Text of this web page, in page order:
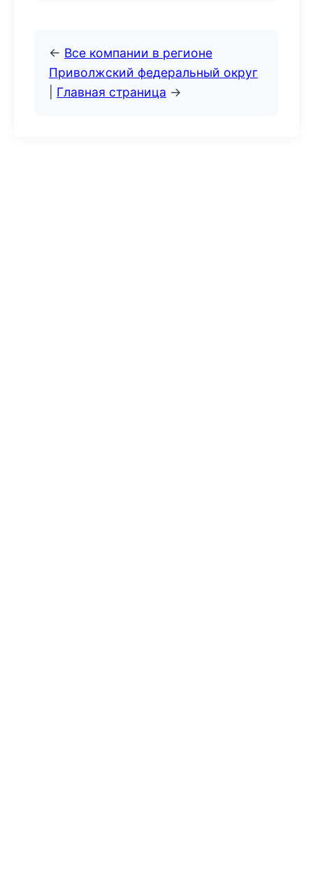
← Все компании в регионе
Приволжский федеральный округ
Главная страница →